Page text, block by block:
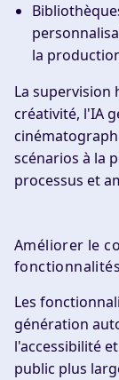
la
La supervision
créativité, l'IA
scénarios à la
processus et
Améliorer le
Les
génération
l'accessibilité
public plus